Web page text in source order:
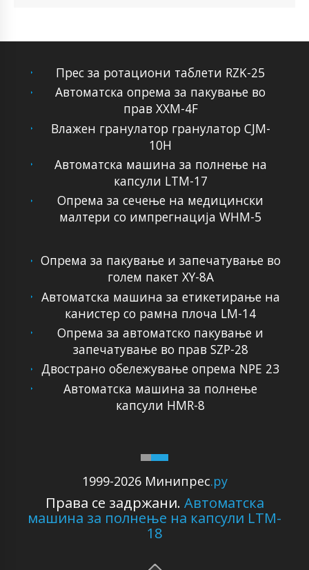
Прес за ротациони таблети RZK-25
Автоматска опрема за пакување во
прав XXM-4F
Влажен гранулатор гранулатор CJM-
10H
Автоматска машина за полнење на
капсули LTM-17
Опрема за сечење на медицински
малтери со импрегнација WHM-5
1999-2026 Минипрес.ру
Права се задржани. Автоматска
машина за полнење на капсули LTM-
18
Опрема за пакување и запечатување во
голем пакет XY-8A
Автоматска машина за етикетирање на
канистер со рамна плоча LM-14
Опрема за автоматско пакување и
запечатување во прав SZP-28
Двострано обележување опрема NPE 23
Автоматска машина за полнење
капсули HMR-8